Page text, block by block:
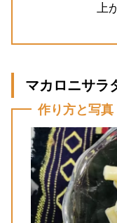
上
マカロニサラ
作り方と写真